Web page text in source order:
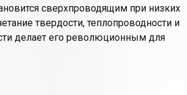
сверхпроводящим при низких
твердости, теплопроводности и
делает его революционным для